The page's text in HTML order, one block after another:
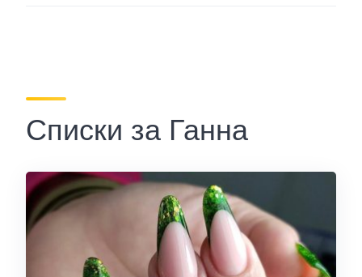
Списки за Ганна